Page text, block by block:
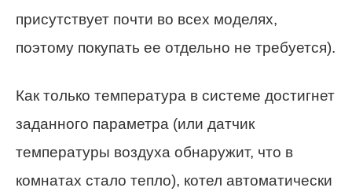
присутствует почти во всех моделях,
поэтому покупать ее отдельно не требуется).
Как только температура в системе достигнет
заданного параметра (или датчик
температуры воздуха обнаружит, что в
комнатах стало тепло), котел автоматически